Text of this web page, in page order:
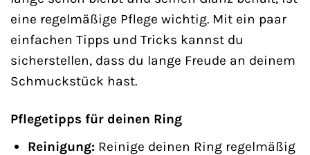
eine regelmäßige Pflege wichtig. Mit ein paar
einfachen Tipps und Tricks kannst du
sicherstellen, dass du lange Freude an deinem
Schmuckstück hast.
Pflegetipps für deinen Ring
Reinigung:Reinige deinen Ring regelmäßig